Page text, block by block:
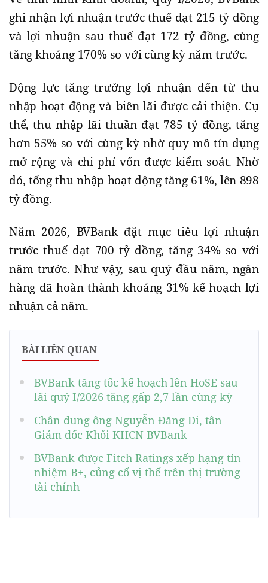
ghi nhận lợi nhuận trước thuế đạt 215 tỷ đồng
và lợi nhuận sau thuế đạt 172 tỷ đồng, cùng
tăng khoảng 170% so với cùng kỳ năm trước.
Động lực tăng trưởng lợi nhuận đến từ thu
nhập hoạt động và biên lãi được cải thiện. Cụ
thể, thu nhập lãi thuần đạt 785 tỷ đồng, tăng
hơn 55% so với cùng kỳ nhờ quy mô tín dụng
mở rộng và chi phí vốn được kiểm soát. Nhờ
đó, tổng thu nhập hoạt động tăng 61%, lên 898
tỷ đồng.
Năm 2026, BVBank đặt mục tiêu lợi nhuận
trước thuế đạt 700 tỷ đồng, tăng 34% so với
năm trước. Như vậy, sau quý đầu năm, ngân
hàng đã hoàn thành khoảng 31% kế hoạch lợi
nhuận cả năm.
BÀI LIÊN QUAN
BVBank tăng tốc kế hoạch lên HoSE sau
lãi quý I/2026 tăng gấp 2,7 lần cùng kỳ
Chân dung ông Nguyễn Đăng Di, tân
Giám đốc Khối KHCN BVBank
BVBank được Fitch Ratings xếp hạng tín
nhiệm B+, củng cố vị thế trên thị trường
tài chính